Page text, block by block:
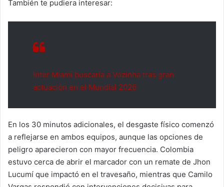
También te pudiera interesar:
Inter Miami buscaría a Vozinha tras gran
actuación en el Mundial 2026
En los 30 minutos adicionales, el desgaste físico comenzó
a reflejarse en ambos equipos, aunque las opciones de
peligro aparecieron con mayor frecuencia. Colombia
estuvo cerca de abrir el marcador con un remate de Jhon
Lucumí que impactó en el travesaño, mientras que Camilo